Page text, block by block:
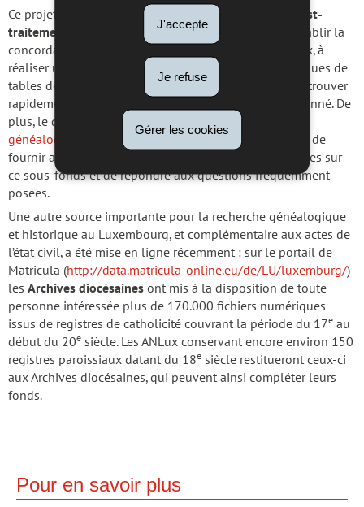
J'accepte
Je refuse
Gérer les cookies
Ce projet de numérisation a nécessité un
travail de post-
traitement
d’envergure qui consistait entre autres à établir la
concordance entre les images et les registres originaux, à
réaliser un inventaire et à pourvoir les fichiers numériques de
tables de matières, ce qui permet aux chercheurs de retrouver
rapidement l’année recherchée au sein d’un registre donné. De
plus, le guide
« L’état civil – la clef de la recherche
généalogique »
a été rédigé par les ANLux dans le but de
fournir aux chercheurs des explications supplémentaires sur
ce sous-fonds et de répondre aux questions fréquemment
posées.
Une autre source importante pour la recherche généalogique
et historique au Luxembourg, et complémentaire aux actes de
l’état civil, a été mise en ligne récemment : sur le portail de
Matricula (http://data.matricula-online.eu/de/LU/luxemburg/)
les Archives diocésaines ont mis à la disposition de toute
personne intéressée plus de 170.000 fichiers numériques
issus de registres de catholicité couvrant la période du 17e au
début du 20e siècle. Les ANLux conservant encore environ 150
registres paroissiaux datant du 18e siècle restitueront ceux-ci
aux Archives diocésaines, qui peuvent ainsi compléter leurs
fonds.
Pour en savoir plus